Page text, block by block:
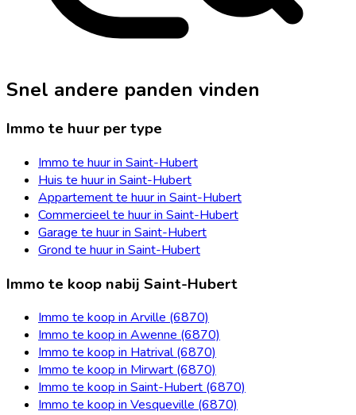
Snel andere panden vinden
Immo te huur per type
Immo te huur in Saint-Hubert
Huis te huur in Saint-Hubert
Appartement te huur in Saint-Hubert
Commercieel te huur in Saint-Hubert
Garage te huur in Saint-Hubert
Grond te huur in Saint-Hubert
Immo te koop nabij Saint-Hubert
Immo te koop in Arville (6870)
Immo te koop in Awenne (6870)
Immo te koop in Hatrival (6870)
Immo te koop in Mirwart (6870)
Immo te koop in Saint-Hubert (6870)
Immo te koop in Vesqueville (6870)